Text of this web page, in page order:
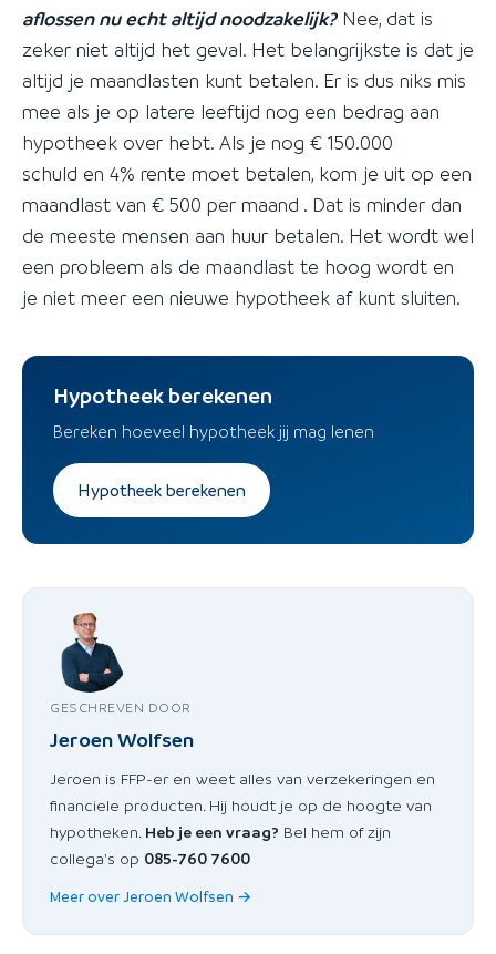
aflossen nu echt altijd noodzakelijk?Nee, dat is
zeker niet altijd het geval. Het belangrijkste is dat je
altijd je maandlasten kunt betalen. Er is dus niks mis
mee als je op latere leeftijd nog een bedrag aan
hypotheek over hebt. Als je nog € 150.000
schuld en 4% rente moet betalen, kom je uit op een
maandlast van € 500 per maand . Dat is minder dan
de meeste mensen aan huur betalen. Het wordt wel
een probleem als de maandlast te hoog wordt en
je niet meer een nieuwe hypotheek af kunt sluiten.
Hypotheek berekenen
Bereken hoeveel hypotheek jij mag lenen
Hypotheek berekenen
GESCHREVEN DOOR
Jeroen Wolfsen
Jeroen is FFP-er en weet alles van verzekeringen en
financiele producten. Hij houdt je op de hoogte van
hypotheken. Heb je een vraag? Bel hem of zijn
collega's op 085-760 7600
Meer over Jeroen Wolfsen →